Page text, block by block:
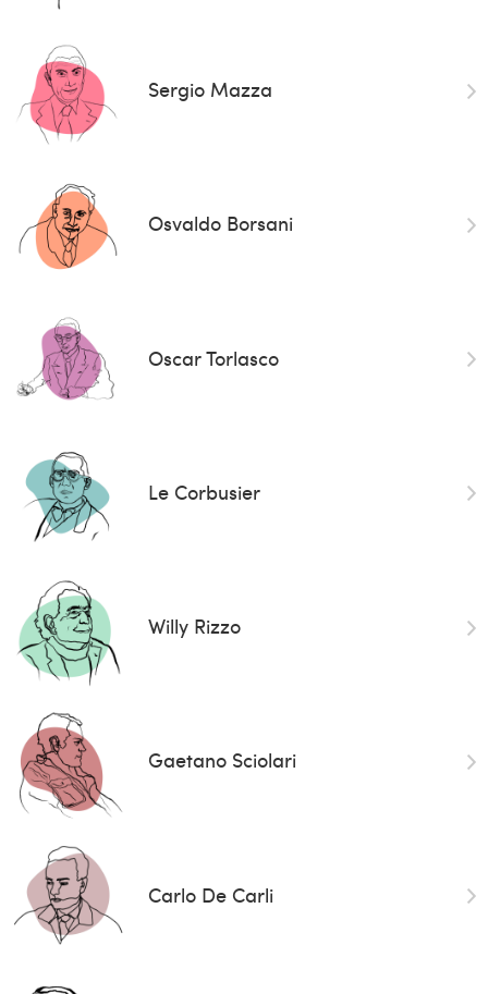
Sergio Mazza
Osvaldo Borsani
Oscar Torlasco
Le Corbusier
Willy Rizzo
Gaetano Sciolari
Carlo De Carli